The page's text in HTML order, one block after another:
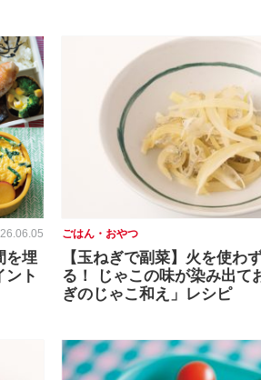
を埋
ント
ごはん・おやつ
【玉ねぎで副菜】火を使わ
る！ じゃこの味が染み出て
ぎのじゃこ和え」レシピ